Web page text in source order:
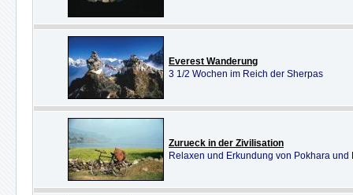
Everest Wanderung
3 1/2 Wochen im Reich der Sherpas
Zurueck in der Zivilisation
Relaxen und Erkundung von Pokhara und